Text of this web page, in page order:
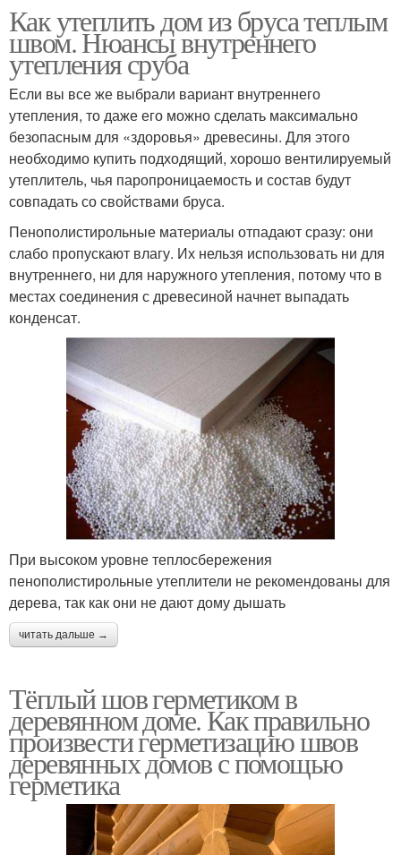
Как утеплить дом из бруса теплым
швом. Нюансы внутреннего
утепления сруба
Если вы все же выбрали вариант внутреннего
утепления, то даже его можно сделать максимально
безопасным для «здоровья» древесины. Для этого
необходимо купить подходящий, хорошо вентилируемый
утеплитель, чья паропроницаемость и состав будут
совпадать со свойствами бруса.
Пенополистирольные материалы отпадают сразу: они
слабо пропускают влагу. Их нельзя использовать ни для
внутреннего, ни для наружного утепления, потому что в
местах соединения с древесиной начнет выпадать
конденсат.
При высоком уровне теплосбережения
пенополистирольные утеплители не рекомендованы для
дерева, так как они не дают дому дышать
читать дальше →
Тёплый шов герметиком в
деревянном доме. Как правильно
произвести герметизацию швов
деревянных домов с помощью
герметика